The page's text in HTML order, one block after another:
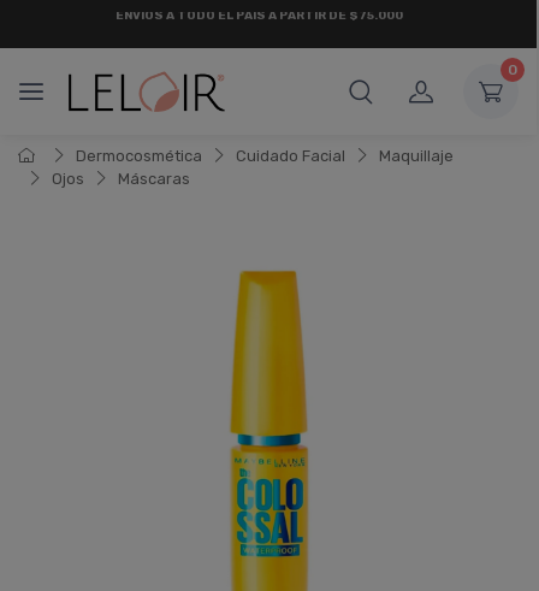
¡ HASTA 6 CUOTAS SIN INTERÉSY 18 CUOTAS FIJAS !
0
Dermocosmética Cuidado Facial
Maquillaje
Ojos
Máscaras